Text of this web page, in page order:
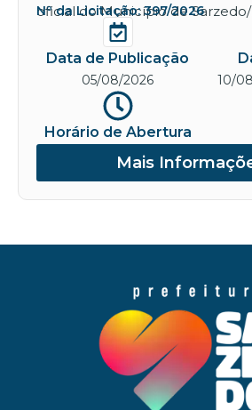
oficial do Município de
Nº da Licitação: 397/2026
Data de Publicação
05/08/2026 10/
Horário de Abertura
Mais